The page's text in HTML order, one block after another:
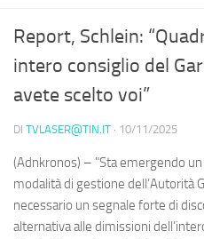
Report, Schlein:
intero consiglio del
avete scelto voi”
DI TVLASER@TIN.IT · 10/11/2025
(Adnkronos) – "Sta emergendo
modalità di gestione dell’Autorità
necessario un segnale forte di
alternativa alle dimissioni